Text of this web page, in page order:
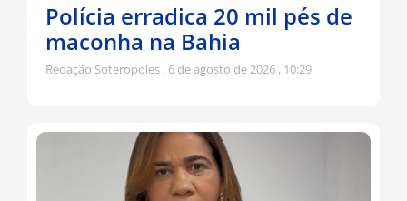
Polícia erradica 20 mil pés de
maconha na Bahia
Redação Soteropoles 6 de agosto de 2026 10:29